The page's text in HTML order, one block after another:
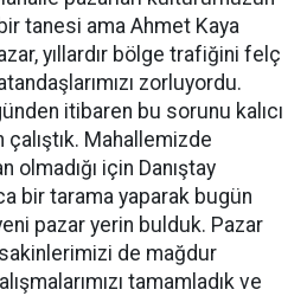
tanesi ama Ahmet Kaya
yıllardır bölge trafiğini felç
zorluyordu.
itibaren bu sorunu kalıcı
Mahallemizde
olmadığı için Danıştay
bir tarama yaparak bugün
yeni pazar yerin bulduk. Pazar
sakinlerimizi de mağdur
tamamladık ve